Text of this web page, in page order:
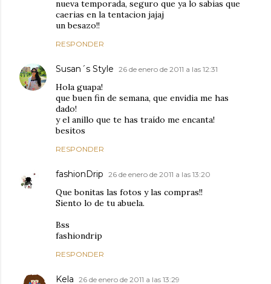
nueva temporada, seguro que ya lo sabias que
caerias en la tentacion jajaj
un besazo!!
RESPONDER
Susan´s Style 26 de enero de 2011 a las 12:31
Hola guapa!
que buen fin de semana, que envidia me has
dado!
y el anillo que te has traído me encanta!
besitos
RESPONDER
fashionDrip 26 de enero de 2011 a las 13:20
Que bonitas las fotos y las compras!!
Siento lo de tu abuela.
Bss
fashiondrip
RESPONDER
Kela 26 de enero de 2011 a las 13:29